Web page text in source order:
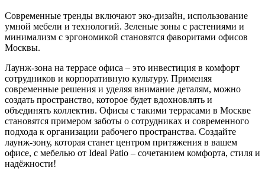
Современные тренды включают эко-дизайн, использование
умной мебели и технологий. Зеленые зоны с растениями и
минимализм с эргономикой становятся фаворитами офисов
Москвы.
Лаунж-зона на террасе офиса – это инвестиция в комфорт
сотрудников и корпоративную культуру. Применяя
современные решения и уделяя внимание деталям, можно
создать пространство, которое будет вдохновлять и
объединять коллектив. Офисы с такими террасами в Москве
становятся примером заботы о сотрудниках и современного
подхода к организации рабочего пространства. Создайте
лаунж-зону, которая станет центром притяжения в вашем
офисе, с мебелью от Ideal Patio – сочетанием комфорта, стиля и
надёжности!